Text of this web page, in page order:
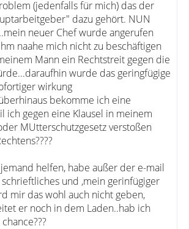
(jedenfalls für mich) das der
dazu gehört. NUN
neuer Chef wurde angerufen
naahe mich nicht zu beschäftigen
Mann ein Rechtstreit gegen die
wurde das geringfügige
wirkung
bekomme ich eine
ich gegen eine Klausel in meinem
MUtterschutzgesetz verstoßen
helfen, habe außer der e-mail
und ,mein gerinfügiger
mir das wohl auch nicht geben,
er noch in dem Laden..hab ich